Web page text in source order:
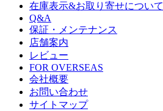
在庫表示&お取り寄せについて
Q&A
保証・メンテナンス
店舗案内
レビュー
FOR OVERSEAS
会社概要
お問い合わせ
サイトマップ